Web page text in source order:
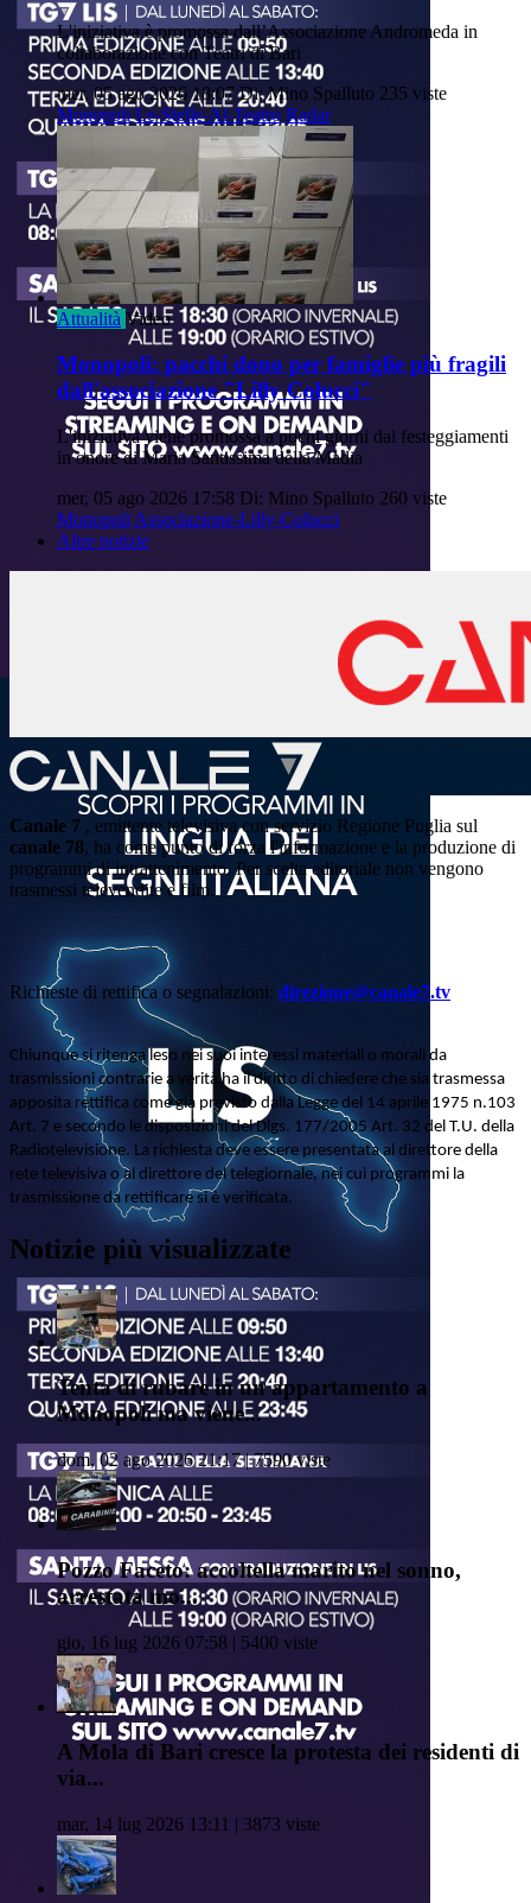
L'iniziativa è promossa dall’Associazione Andromeda in
collaborazione con Teatri di Bari
mer, 05 ago 2026 18:07 Di: Mino Spalluto 235 viste
Monopoli Le-Stelle-Al-Teatro Radar
Attualità Video
Monopoli: pacchi dono per famiglie più fragili
dall'associazione "Lilly Colucci"
L'iniziativa viene promossa a pochi giorni dai festeggiamenti
in onore di Maria Santissima della Madia
mer, 05 ago 2026 17:58 Di: Mino Spalluto 260 viste
Monopoli Associazione-Lilly-Colucci
Altre notizie
Canale 7 , emittente televisiva con servizio Regione Puglia sul
canale 78, ha come punto di forza l'informazione e la produzione di
programmi di intrattenimento. Per scelta editoriale non vengono
trasmessi televendite e film.
Richieste di rettifica o segnalazioni: direzione@canale7.tv
Chiunque si ritenga leso nei suoi interessi materiali o morali da
trasmissioni contrarie a verità ha il diritto di chiedere che sia trasmessa
apposita rettifica come già previsto dalla Legge del 14 aprile 1975 n.103
Art. 7 e secondo le disposizioni del Dlgs. 177/2005 Art. 32 del T.U. della
Radiotelevisione. La richiesta deve essere presentata al direttore della
rete televisiva o al direttore del telegiornale, nei cui programmi la
trasmissione da rettificare si è verificata.
Notizie più visualizzate
Tenta di rubare in un appartamento a
Monopoli ma viene...
dom, 02 ago 2026 21:17 | 7590 viste
Pozzo Faceto: accoltella marito nel sonno,
arrestata mo...
gio, 16 lug 2026 07:58 | 5400 viste
A Mola di Bari cresce la protesta dei residenti di
via...
mar, 14 lug 2026 13:11 | 3873 viste